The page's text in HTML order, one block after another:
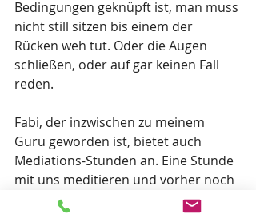
Bedingungen geknüpft ist, man muss
nicht still sitzen bis einem der
Rücken weh tut. Oder die Augen
schließen, oder auf gar keinen Fall
reden.
Fabi, der inzwischen zu meinem
Guru geworden ist, bietet auch
Mediations-Stunden an. Eine Stunde
mit uns meditieren und vorher noch
ein wenig Qi-Gong zum aufwärmen?